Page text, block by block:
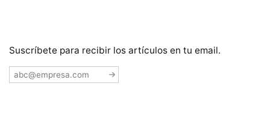
Suscríbete para recibir los artículos en tu email.